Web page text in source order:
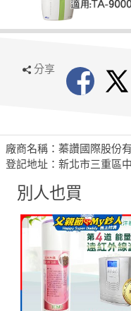
分享
廠商名稱：蓁讚國際股份
登記地址：新北市三重區
別人也買